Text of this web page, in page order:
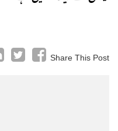
Share This Post